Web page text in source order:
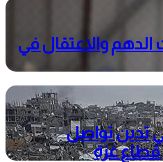
الدهم والاعتقال في
تدين تواصل
قطاع غزة